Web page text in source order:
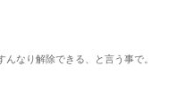
なり解除できる、と言う事で。